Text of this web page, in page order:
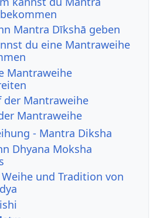
Mantra Dīkshā geben
du eine Mantraweihe
Mantraweihe
der Mantraweihe
Mantraweihe
- Mantra Diksha
Dhyana Moksha
und Tradition von